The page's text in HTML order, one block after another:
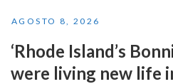
AGOSTO 8, 2026
‘Rhode Island’s
were living new life